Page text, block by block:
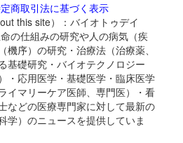
商取引法に基づく表示
this site）：バイオトゥデイ
命の仕組みの研究や人の病気（疾
序）の研究・治療法（治療薬、
基礎研究・バイオテクノロジー
・応用医学・基礎医学・臨床医学
イマリーケア医師、専門医）・看
などの医療専門家に対して最新の
学）のニュースを提供していま